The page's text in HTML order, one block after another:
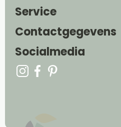
Service
Contactgegevens
Socialmedia